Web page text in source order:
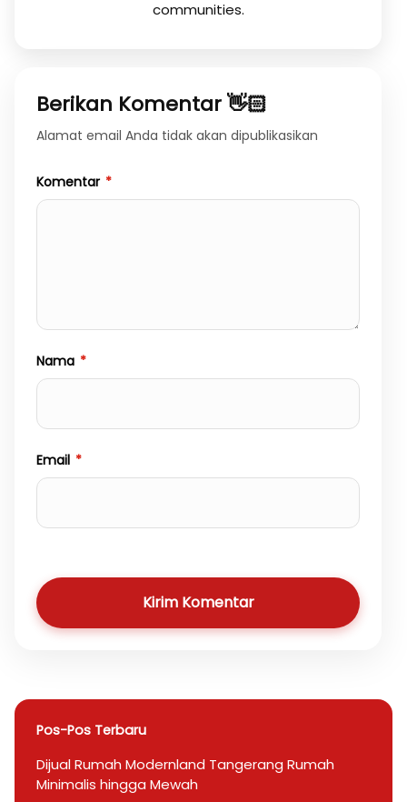
communities.
Berikan Komentar 👋🏻
Alamat email Anda tidak akan dipublikasikan
Komentar *
Nama *
Email *
Kirim Komentar
Pos-Pos Terbaru
Dijual Rumah Modernland Tangerang Rumah
Minimalis hingga Mewah